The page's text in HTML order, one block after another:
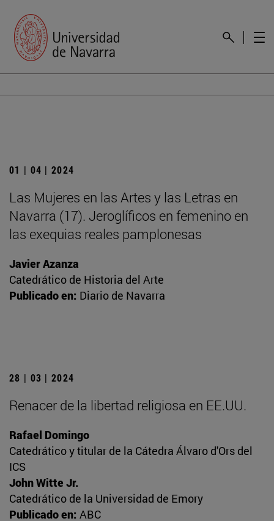
01 | 04 | 2024
Las Mujeres en las Artes y las Letras en
Navarra (17). Jeroglíficos en femenino en
las exequias reales pamplonesas
Javier Azanza
Catedrático de Historia del Arte
Publicado en: Diario de Navarra
28 | 03 | 2024
Renacer de la libertad religiosa en EE.UU.
Rafael Domingo
Catedrático y titular de la Cátedra Álvaro d'Ors del
ICS
John Witte Jr.
Catedrático de la Universidad de Emory
Publicado en: ABC